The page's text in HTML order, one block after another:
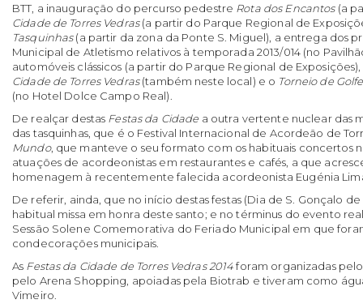
BTT, a inauguração do percurso pedestre Rota dos Encantos(a
Cidade de Torres Vedras(a partir do Parque Regional de
Tasquinhas(a partir da zona da Ponte S. Miguel), a entrega dos
Municipal de Atletismo relativos à temporada 2013/014 (no
automóveis clássicos (a partir do Parque Regional de
Cidade de Torres Vedras(também neste local) e o Torneio de
(no Hotel Dolce Campo Real).
De realçar destas Festas da Cidade a outra vertente nuclear das
das tasquinhas, que é o Festival Internacional de Acordeão de
Mundo, que manteve o seu formato com os habituais concertos
atuações de acordeonistas em restaurantes e cafés, a que
homenagem à recentemente falecida acordeonista Eugénia
De referir, ainda, que no início destas festas (Dia de S. Gonçalo
habitual missa em honra deste santo; e no términus do evento
Sessão Solene Comemorativa do Feriado Municipal em que
condecorações municipais.
As Festas da Cidade de Torres Vedras 2014foram organizadas
pelo Arena Shopping, apoiadas pela Biotrab e tiveram como
Vimeiro.